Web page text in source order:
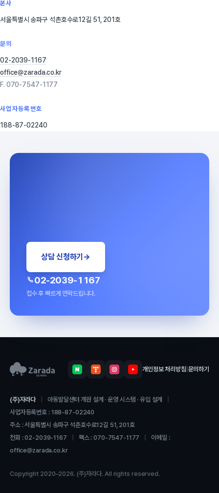
본사
서울특별시 송파구 석촌호수로12길 51, 201호
문의
02-2039-1167
office@zarada.co.kr
F. 070-7547-1177
사업자등록번호
188-87-02240
상담 신청하기 →
02-2039-1167
접수 후 빠르게 연락드립니다.
개인정보 처리방침 문의하기
(주)자라다 아동발달센터 개원 설계 · 운영 시스템 · 유입 설계
사업자등록번호 : 188-87-02240
주소 : 서울특별시 송파구 석촌호수로12길 51, 201호
전화 :02-2039-1167 팩스 : 070-7547-1177
이메일 :
office@zarada.co.kr
Copyright 2020–2026. (주)자라다. All rights reserved.